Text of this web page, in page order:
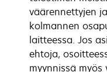
väärennettyjen
kolmannen
laitteessa. Jos
ehtoja,
myynnissä